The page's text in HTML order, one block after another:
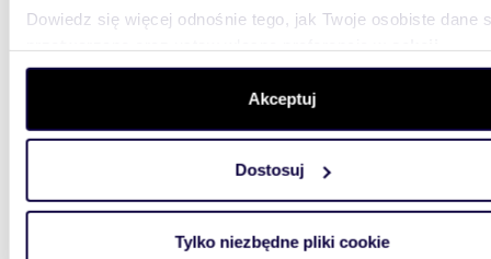
Dowiedz się więcej odnośnie tego, jak Twoje osobiste dane
szczegółów. W Deklaracji plików cookie możesz zmienić
wycofać swoją zgodę w dowolnej chwili.
aby oferować funkcje społecznościowe i analizować ruch w
witrynie. Informacje o tym, jak korzystasz z naszej witryny,
analitycznym. Partnerzy mogą połączyć te informacje z
Akceptuj
Dostosuj
Tylko niezbędne pliki cookie
635